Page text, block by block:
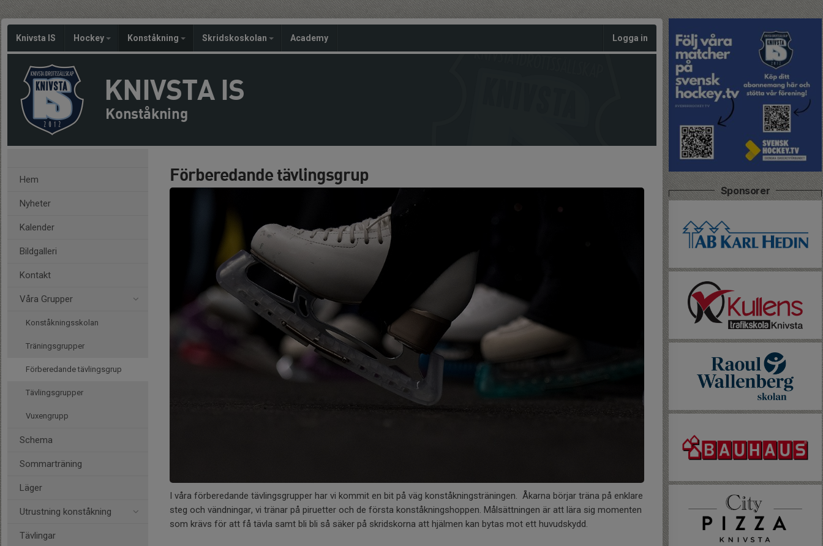
Knivsta IS Hockey Konståkning Skridskoskolan Academy Logga in
KNIVSTA IS
Konståkning
Hem
Nyheter
Kalender
Bildgalleri
Kontakt
Våra Grupper
Konståkningsskolan
Träningsgrupper
Förberedande tävlingsgrup
Tävlingsgrupper
Vuxengrupp
Schema
Sommarträning
Läger
Utrustning konståkning
Tävlingar
Förberedande tävlingsgrup
I våra förberedande tävlingsgrupper har vi kommit en bit på väg konståkningsträningen. Åkarna börjar träna på enklare
steg och vändningar, vi tränar på piruetter och de första konståkningshoppen. Målsättningen är att lära sig momenten
som krävs för att få tävla samt bli bli så säker på skridskorna att hjälmen kan bytas mot ett huvudskydd.
Sponsorer